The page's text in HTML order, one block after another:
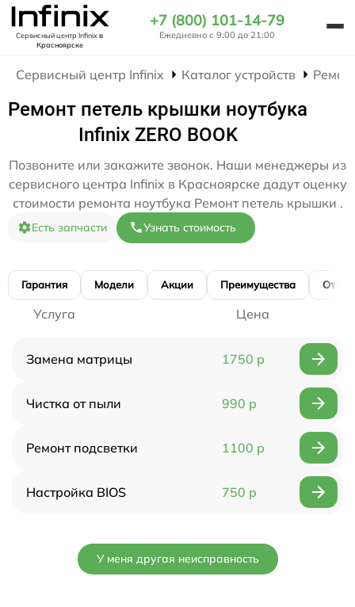
Сервисный центр Infinixв
Красноярске
+7 (800) 101-14-79
Ежедневно с 9:00 до 21:00
Сервисный центр Infinix Каталог устройств
Ремонт петель крышки ноутбука
Infinix ZERO BOOK
Позвоните или закажите звонок. Наши менеджеры из
сервисного центра Infinix в Красноярске дадут оценку
стоимости ремонта ноутбука Ремонт петель крышки .
Есть запчасти Узнать стоимость
Гарантия Модели Акции Преимущества
Услуга Цена
Замена матрицы 1750 р
Чистка от пыли 990 р
Ремонт подсветки 1100 р
Настройка BIOS 750 р
У меня другая неисправность